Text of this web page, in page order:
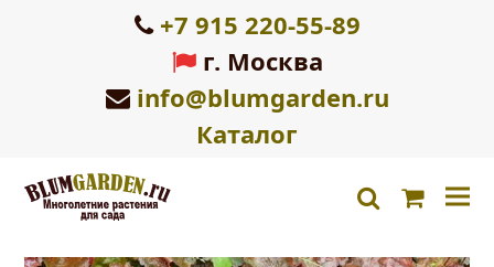
+7 915 220-55-89
г. Москва
info@blumgarden.ru
Каталог
search